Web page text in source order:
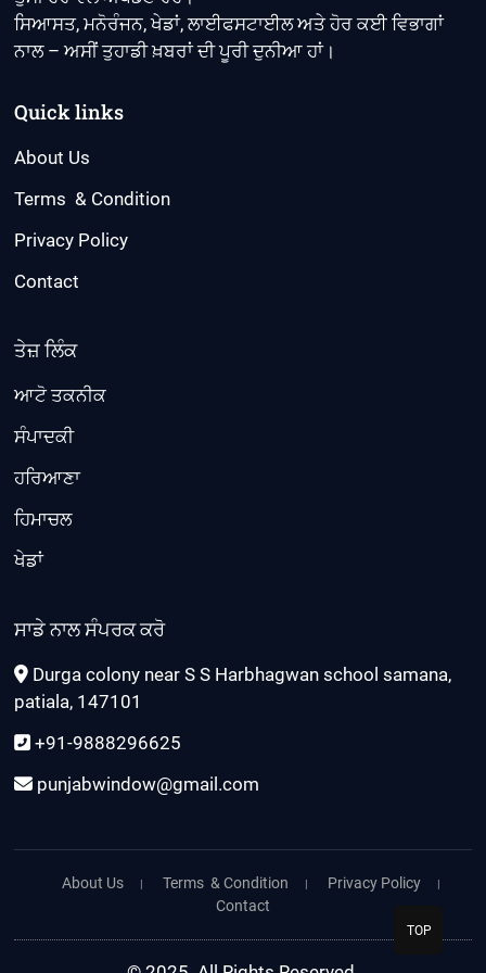
ਸਿਆਸਤ, ਮਨੋਰੰਜਨ, ਖੇਡਾਂ, ਲਾਈਫਸਟਾਈਲ ਅਤੇ ਹੋਰ ਕਈ ਵਿਭਾਗਾਂ
ਨਾਲ – ਅਸੀਂ ਤੁਹਾਡੀ ਖ਼ਬਰਾਂ ਦੀ ਪੂਰੀ ਦੁਨੀਆ ਹਾਂ।
Quick links
About Us
Terms & Condition
Privacy Policy
Contact
ਤੇਜ਼ ਲਿੰਕ
ਆਟੋ ਤਕਨੀਕ
ਸੰਪਾਦਕੀ
ਹਰਿਆਣਾ
ਹਿਮਾਚਲ
ਖੇਡਾਂ
ਸਾਡੇ ਨਾਲ ਸੰਪਰਕ ਕਰੋ
Durga colony near S S Harbhagwan school samana,
patiala, 147101
+91-9888296625
punjabwindow@gmail.com
About Us Terms & Condition
Privacy Policy
Contact
TOP